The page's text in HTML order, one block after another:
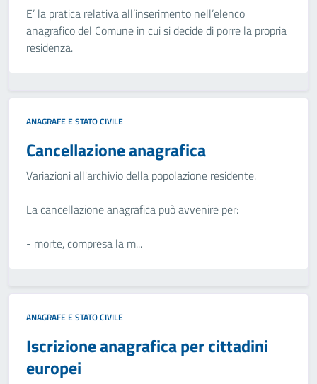
E’ la pratica relativa all’inserimento nell’elenco
anagrafico del Comune in cui si decide di porre la propria
residenza.
ANAGRAFE E STATO CIVILE
Cancellazione anagrafica
Variazioni all'archivio della popolazione residente.
La cancellazione anagrafica può avvenire per:
- morte, compresa la m...
ANAGRAFE E STATO CIVILE
Iscrizione anagrafica per cittadini
europei